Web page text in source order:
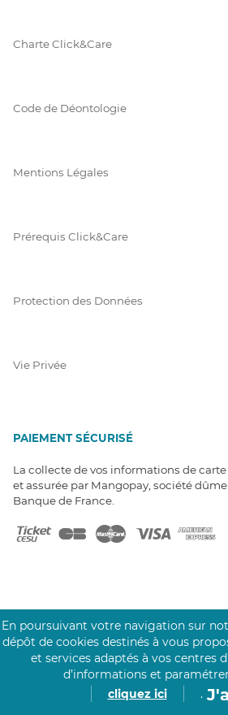
Charte Click&Care
Code de Déontologie
Mentions Légales
Prérequis Click&Care
Protection des Données
Vie Privée
PAIEMENT SÉCURISÉ
La collecte de vos informations de
et assurée par Mangopay, société
Banque de France.
NOS PARTENAIRES
Click&Care est soutenu par les Groupes
Caisse des Dépôts et MAIF.
En poursuivant votre navigation sur
dépôt de cookies destinés à vous
et services adaptés à vos centres
d’informations et
cliquez ici
.